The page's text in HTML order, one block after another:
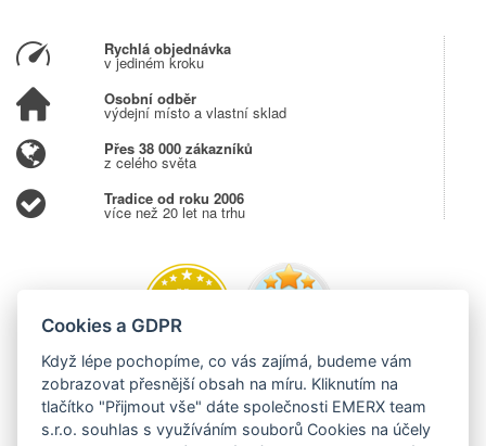
Rychlá objednávka
v jediném kroku
Osobní odběr
výdejní místo a vlastní sklad
Přes 38 000 zákazníků
z celého světa
Tradice od roku 2006
více než 20 let na trhu
Cookies a GDPR
Když lépe pochopíme, co vás zajímá, budeme vám
zobrazovat přesnější obsah na míru. Kliknutím na
tlačítko "Přijmout vše" dáte společnosti EMERX team
s.r.o. souhlas s využíváním souborů Cookies na účely